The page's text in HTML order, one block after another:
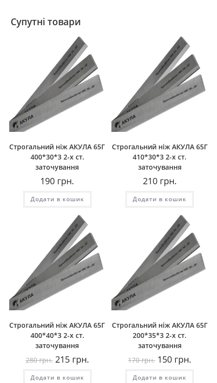
Супутні товари
Строгальний ніж АКУЛА 65Г
400*30*3 2-х ст.
заточування
190 грн.
Додати в кошик
Строгальний ніж АКУЛА 65Г
410*30*3 2-х ст.
заточування
210грн.
Додати в кошик
Строгальний ніж АКУЛА 65Г
400*40*3 2-х ст.
заточування
280грн. Оригінальна
ціна:
280
грн..
215грн.ціна:
215
Додати в кошик
Строгальний ніж АКУЛА 65Г
200*35*3 2-х ст.
заточування
170грн. Оригінальна
ціна:
170
грн..
150 грн.
150
Додати в кошик